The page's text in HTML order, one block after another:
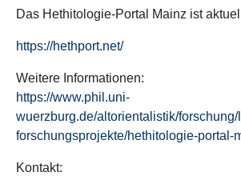
Das Hethitologie-Portal Mainz ist
https://hethport.net/
Weitere Informationen:
https://www.phil.uni-
wuerzburg.de/altorientalistik/
forschungsprojekte/hethitologie-portal-
Kontakt: